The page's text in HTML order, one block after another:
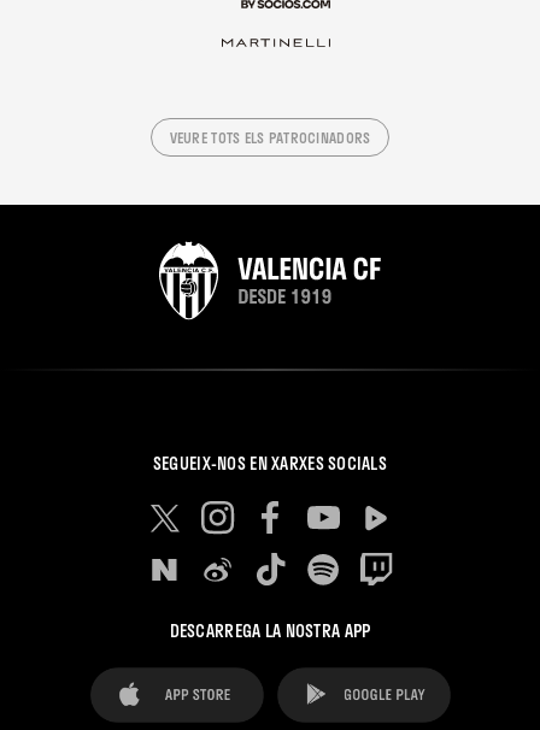
VEURE TOTS ELS PATROCINADORS
SEGUEIX-NOS EN XARXES SOCIALS
DESCARREGA LA NOSTRA APP